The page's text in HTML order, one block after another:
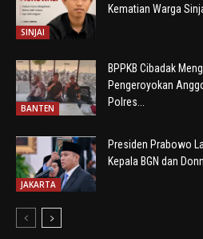
SINJAI
Kematian Warga
BANTEN
BPPKB Cibadak
Pengeroyokan
Polres...
JAKARTA
Presiden Prabowo
Kepala BGN dan